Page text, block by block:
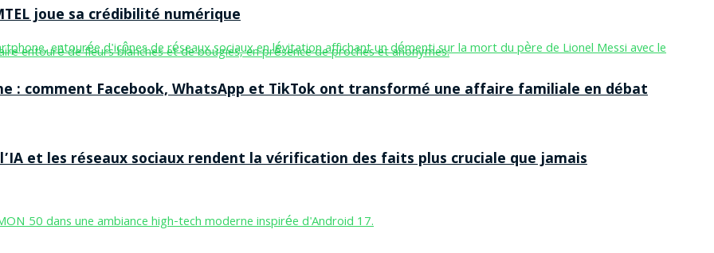
et les réseaux sociaux rendent la vérification des faits plus cruciale que jamais
joue sa crédibilité numérique
: comment Facebook, WhatsApp et TikTok ont transformé une affaire familiale en débat